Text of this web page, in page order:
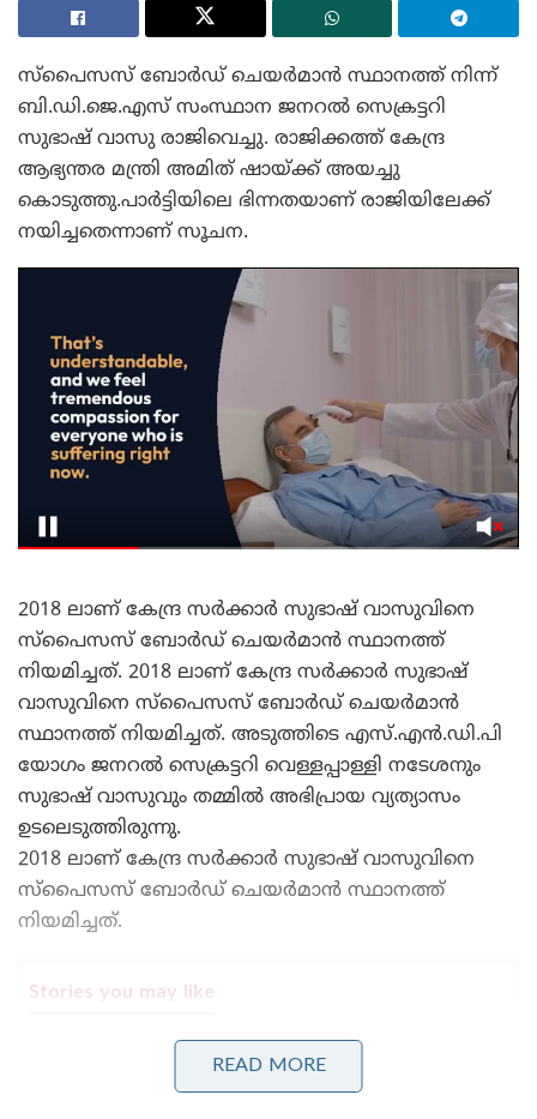
സ്‌പൈസസ് ബോര്‍ഡ് ചെയര്‍മാന്‍ സ്ഥാനത്ത് നിന്ന്
ബി.ഡി.ജെ.എസ് സംസ്ഥാന ജനറല്‍ സെക്രട്ടറി
സുഭാഷ് വാസു രാജിവെച്ചു. രാജിക്കത്ത് കേന്ദ്ര
ആഭ്യന്തര മന്ത്രി അമിത് ഷായ്ക്ക് അയച്ചു
കൊടുത്തു.പാര്‍ട്ടിയിലെ ഭിന്നതയാണ് രാജിയിലേക്ക്
നയിച്ചതെന്നാണ് സൂചന.
2018 ലാണ് കേന്ദ്ര സര്‍ക്കാര്‍ സുഭാഷ് വാസുവിനെ
സ്‌പൈസസ് ബോര്‍ഡ് ചെയര്‍മാന്‍ സ്ഥാനത്ത്
നിയമിച്ചത്. 2018 ലാണ് കേന്ദ്ര സര്‍ക്കാര്‍ സുഭാഷ്
വാസുവിനെ സ്‌പൈസസ് ബോര്‍ഡ് ചെയര്‍മാന്‍
സ്ഥാനത്ത് നിയമിച്ചത്. അടുത്തിടെ എസ്.എന്‍.ഡി.പി
യോഗം ജനറല്‍ സെക്രട്ടറി വെള്ളപ്പാള്ളി നടേശനും
സുഭാഷ് വാസുവും തമ്മില്‍ അഭിപ്രായ വ്യത്യാസം
ഉടലെടുത്തിരുന്നു.
2018 ലാണ് കേന്ദ്ര സര്‍ക്കാര്‍ സുഭാഷ് വാസുവിനെ
സ്‌പൈസസ് ബോര്‍ഡ് ചെയര്‍മാന്‍ സ്ഥാനത്ത്
നിയമിച്ചത്.
Stories you may like
മാർവൽ വരെ കോപ്പിയടിച്ച പ്രകൃതിയുടെ
അത്ഭുതം;സ്റ്റീലിനേക്കാൾ 5 ഇരട്ടി ബലമുള്ള
വലകൾ;ചിലന്തി
READ MORE